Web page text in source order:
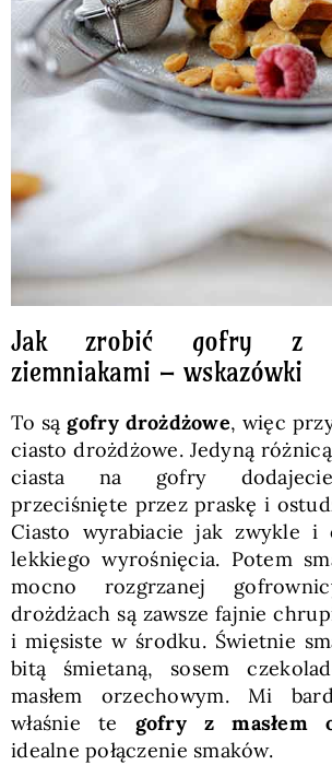
Jak zrobić gofry z
ziemniakami – wskazówki
To sągofry drożdżowe, więc
ciasto drożdżowe. Jedyną
ciasta na gofry dodajecie
przeciśnięte przez praskę i
Ciasto wyrabiacie jak zwykle i
lekkiego wyrośnięcia. Potem
mocno rozgrzanej
drożdżach są zawsze fajnie
i mięsiste w środku. Świetnie
bitą śmietaną, sosem
masłem orzechowym. Mi
właśnie te gofry z masłem
idealne połączenie smaków.